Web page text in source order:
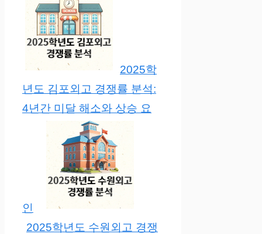
2025학
년도 김포외고 경쟁률 분석:
4년간 미달 해소와 상승 요
인
2025학년도 수원외고 경쟁